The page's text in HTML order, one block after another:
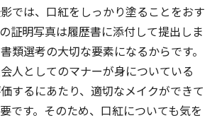
では、口紅をしっかり塗ることをおす
証明写真は履歴書に添付して提出しま
類選考の大切な要素になるからです。
人としてのマナーが身についている
するにあたり、適切なメイクができて
です。そのため、口紅についても気を